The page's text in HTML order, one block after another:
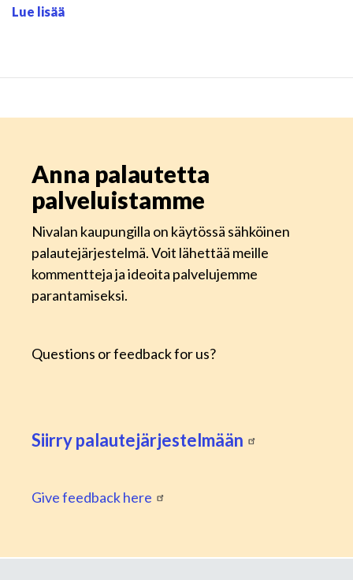
Lue lisää
Anna palautetta
palveluistamme
Nivalan kaupungilla on käytössä sähköinen
palautejärjestelmä. Voit lähettää meille
kommentteja ja ideoita palvelujemme
parantamiseksi.
Questions or feedback for us?
Siirry palautejärjestelmään
Give feedback here